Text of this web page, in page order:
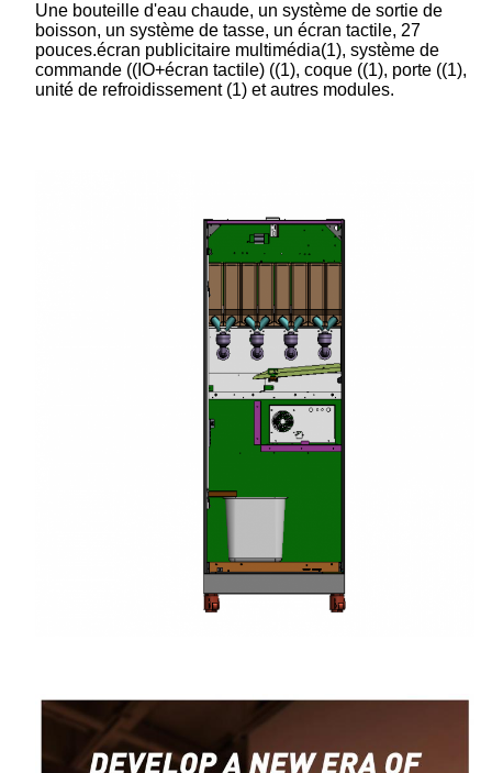
Une bouteille d'eau chaude, un système de sortie de
boisson, un système de tasse, un écran tactile, 27
pouces.écran publicitaire multimédia(1), système de
commande ((IO+écran tactile) ((1), coque ((1), porte ((1),
unité de refroidissement (1) et autres modules.